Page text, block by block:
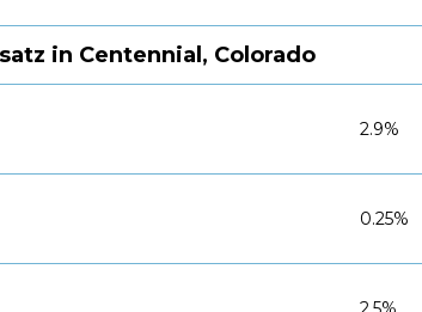
in Centennial, Colorado
2.9%
0.25%